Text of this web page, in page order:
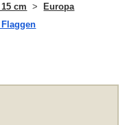
cm
Europa